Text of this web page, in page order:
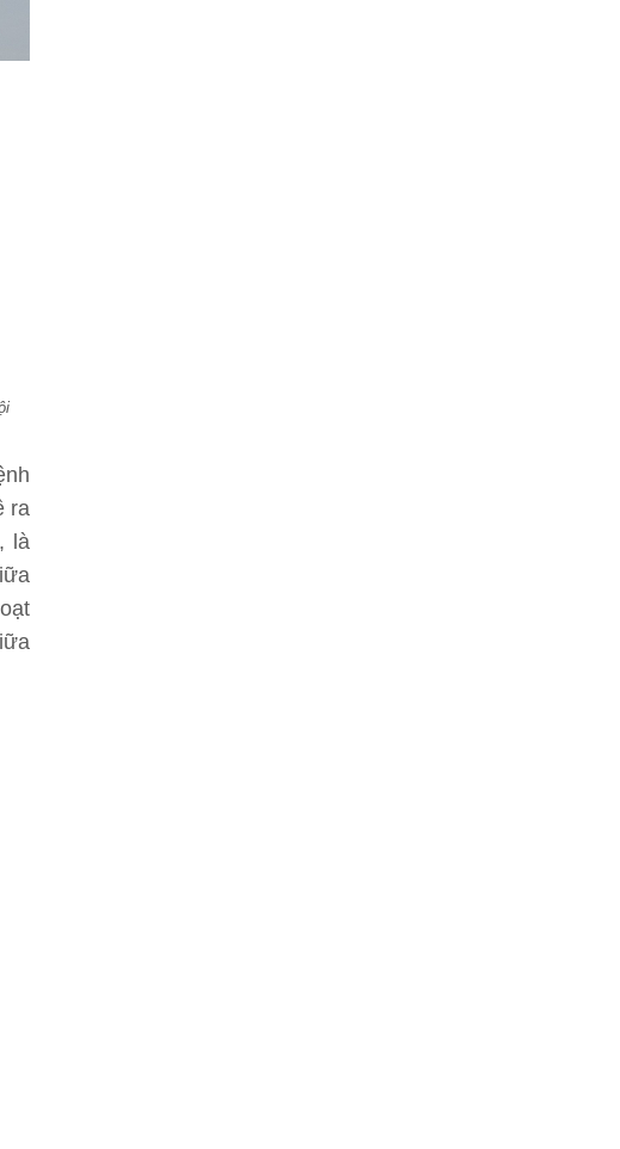
ra
là